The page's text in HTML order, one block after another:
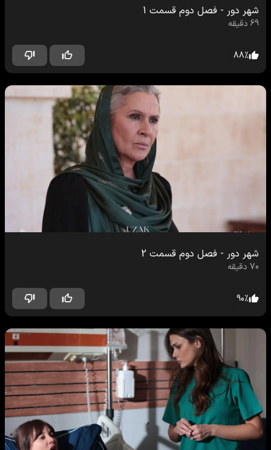
شهر دور - فصل دوم قسمت 1
69 دقیقه
88%
شهر دور - فصل دوم قسمت 2
70 دقیقه
90%